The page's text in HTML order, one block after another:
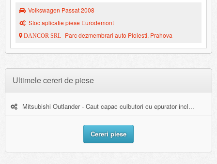
Volkswagen Passat 2008
Stoc aplicatie piese Eurodemont
DANCOR SRL Parc dezmembrari auto Ploiesti, Prahova
Ultimele cereri de piese
Mitsubishi Outlander - Caut capac culbutori cu epurator incl...
Cereri piese